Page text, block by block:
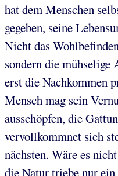
hat dem Menschen
gegeben, seine
Nicht das
sondern die mühselige
erst die Nachkommen
Mensch mag sein
ausschöpfen, die
vervollkommnet sich
nächsten. Wäre es
die Natur triebe nur